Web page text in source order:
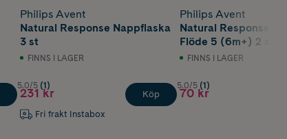
Philips Avent
Natural Response Nappflaska
3 st
FINNS I LAGER
5.0/5 (1)
231 kr
Fri frakt Instabox
Köp
Philips Avent
Natural Response
Flöde 5 (6m+) 2 st
FINNS I LAGER
5.0/5 (1)
70 kr